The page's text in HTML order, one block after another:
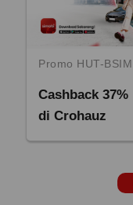
Promo HUT-BSIM
Cashback 37%
di Crohauz